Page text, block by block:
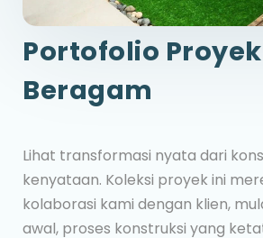
Portofolio
Beragam
Lihat transformasi nyata dari
kenyataan. Koleksi proyek ini
kolaborasi kami dengan klien,
awal, proses konstruksi yang